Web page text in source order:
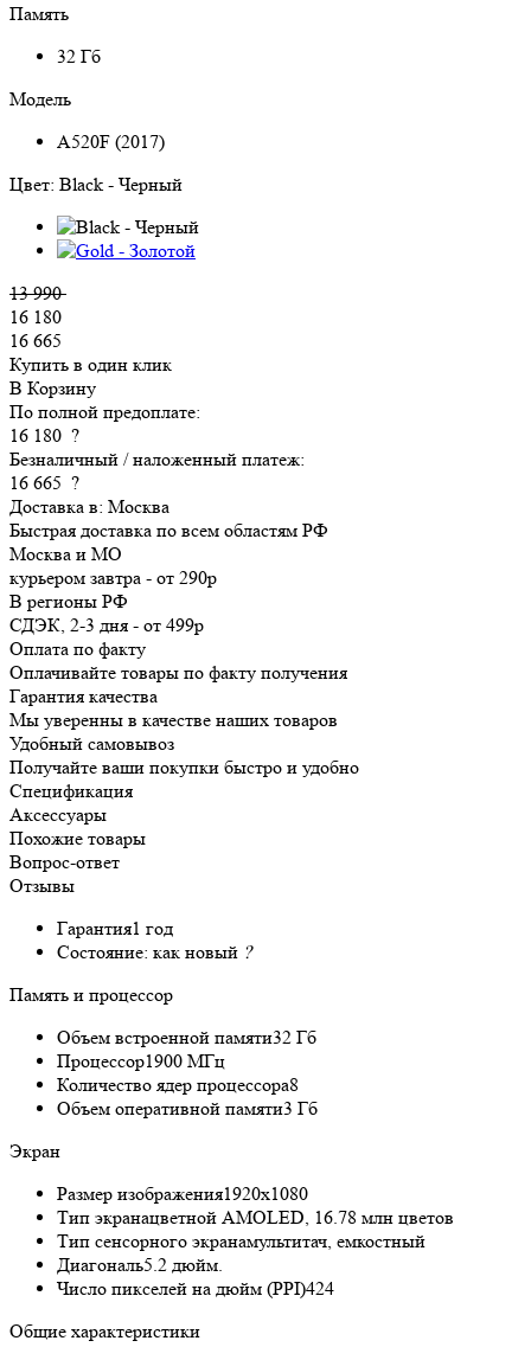
Память
32 Гб
Модель
A520F (2017)
Цвет: Black - Черный
13 990
16 180
16 665
Купить в один клик
В Корзину
По полной предоплате:
16 180 ?
Безналичный / наложенный платеж:
16 665 ?
Доставка в: Москва
Быстрая доставка по всем областям РФ
Москва и МО
курьером завтра - от 290р
В регионы РФ
СДЭК, 2-3 дня - от 499р
Оплата по факту
Оплачивайте товары по факту получения
Гарантия качества
Мы уверенны в качестве наших товаров
Удобный самовывоз
Получайте ваши покупки быстро и удобно
Спецификация
Аксессуары
Похожие товары
Вопрос-ответ
Отзывы
Гарантия1 год
Состояние: как новый ?
Память и процессор
Объем встроенной памяти32 Гб
Процессор1900 МГц
Количество ядер процессора8
Объем оперативной памяти3 Гб
Экран
Размер изображения1920x1080
Тип экранацветной AMOLED, 16.78 млн цветов
Тип сенсорного экранамультитач, емкостный
Диагональ5.2 дюйм.
Число пикселей на дюйм (PPI)424
Общие характеристики